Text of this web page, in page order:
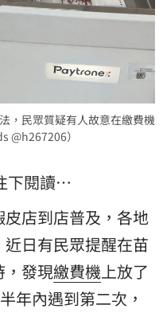
，民眾質疑有人故意在繳費機
@h267206）
下閱讀…
店到店普及，各地
日有民眾提醒在苗
，發現繳費機上放了
年內遇到第二次，